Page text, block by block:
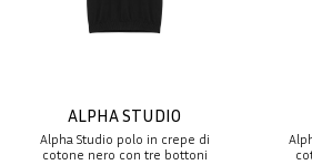
ALPHA STUDIO
Alpha Studio polo in crepe di
cotone nero con tre bottoni